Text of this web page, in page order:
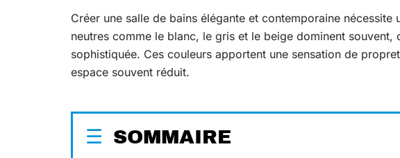
Créer une salle de bains élégante et contemporaine
neutres comme le blanc, le gris et le beige dominent
sophistiquée. Ces couleurs apportent une sensation de
espace souvent réduit.
SOMMAIRE